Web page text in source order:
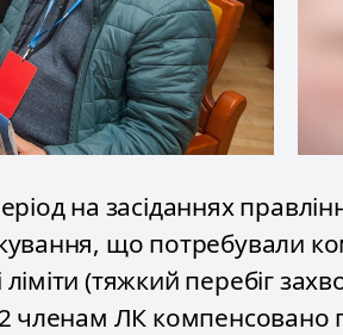
на засіданнях
що потребували
ліміти (тяжкий перебіг
членам ЛК компенсовано